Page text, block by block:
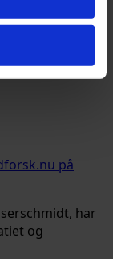
på
har
og